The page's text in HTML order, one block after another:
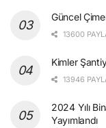
Güncel
13600
Kimler
13946
2024 Yılı
Yayımlandı